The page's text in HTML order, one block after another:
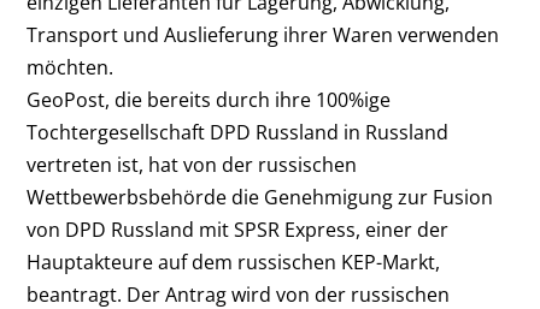
Transport und Auslieferung ihrer Waren verwenden
möchten.
GeoPost, die bereits durch ihre 100%ige
Tochtergesellschaft DPD Russland in Russland
vertreten ist, hat von der russischen
Wettbewerbsbehörde die Genehmigung zur Fusion
von DPD Russland mit SPSR Express, einer der
Hauptakteure auf dem russischen KEP-Markt,
beantragt. Der Antrag wird von der russischen